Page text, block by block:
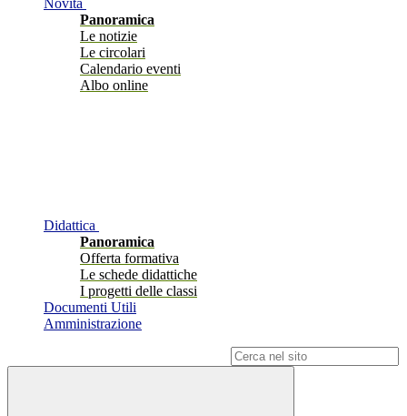
Novità
Panoramica
Le notizie
Le circolari
Calendario eventi
Albo online
Didattica
Panoramica
Offerta formativa
Le schede didattiche
I progetti delle classi
Documenti Utili
Amministrazione